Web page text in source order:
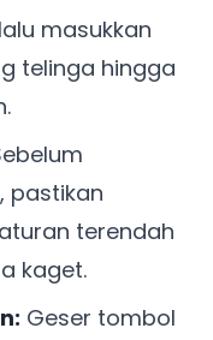
masukkan
telinga hingga
pastikan
terendah
kaget.
Geser tombol